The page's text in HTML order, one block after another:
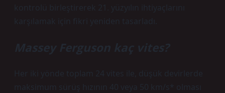
kontrolü birleştirerek 21. yüzyılın ihtiyaçlarını
karşılamak için fikri yeniden tasarladı.
Massey Ferguson kaç vites?
Her iki yönde toplam 24 vites ile, düşük devirlerde
maksimum sürüş hızının 40 veya 50 km/s* olması